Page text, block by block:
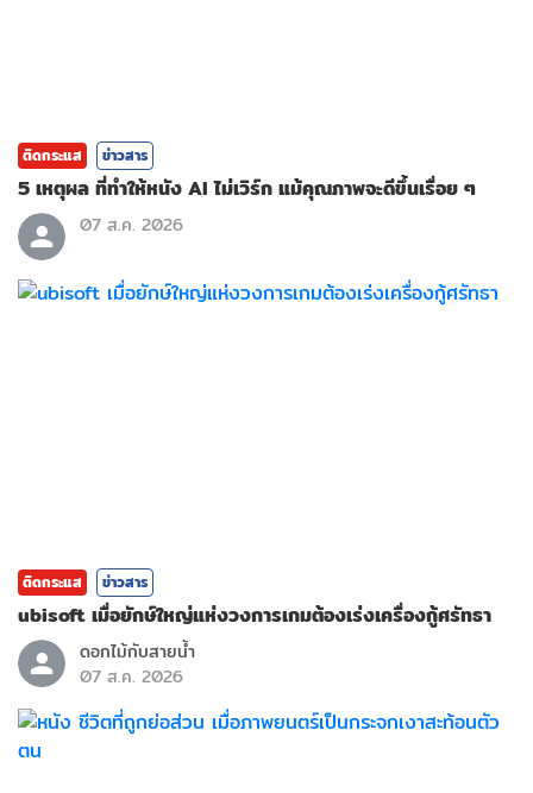
ติดกระแส ข่าวสาร
5 เหตุผล ที่ทำให้หนัง AI ไม่เวิร์ก แม้คุณภาพจะดีขึ้นเรื่อย ๆ
07 ส.ค. 2026
ติดกระแส ข่าวสาร
ubisoft เมื่อยักษ์ใหญ่แห่งวงการเกมต้องเร่งเครื่องกู้ศรัทธา
ดอกไม้กับสายน้ำ
07 ส.ค. 2026